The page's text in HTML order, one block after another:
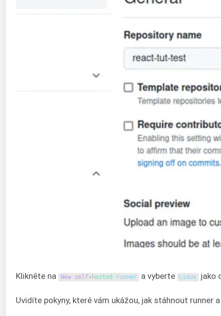
Klikněte na New self - hosted runner a vyberte Linux jako
Uvidíte pokyny, které vám ukážou, jak stáhnout runner